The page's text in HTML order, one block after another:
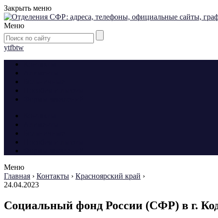
Закрыть меню
Меню
ytfbtw
Меню
Главная › Контакты › Красноярский край ›
24.04.2023
Социальный фонд России (СФР) в г.